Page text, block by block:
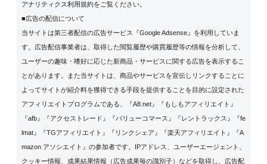
アナリティクス利用規約をご覧ください。
■広告の配信について
当サイトは第三者配信の広告サービス『Google Adsense』を利用していま
す。広告配信事業者は、取得した閲覧履歴や購買履歴等の情報を分析して、
ユーザーの趣味・嗜好に応じた新商品・サービスに関する広告を表示するこ
とがあります。また当サイトは、商品やサービスを宣伝しリンクすることに
よってサイトが紹介料を獲得できる手段を提供することを目的に設定された
アフィリエイトプログラムである、『A8.net』『もしもアフィリエイト』
『afb』『アクセストレード』『バリューコマース』『レントラックス』『fe
lmat』『TGアフィリエイト』『リンクシェア』『楽天アフィリエイト』『A
mazon アソシエイト』の参加者です。IPアドレス、ユーザーエージェント、
クッキー情報、成果結果情報（広告成果毎の識別子）などを取得し、広告配